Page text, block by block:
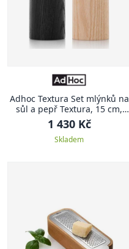
Adhoc Textura Set mlýnků na
sůl a pepř Textura, 15 cm,
jasan
1 430 Kč
Skladem